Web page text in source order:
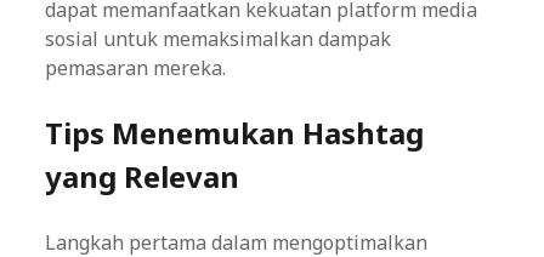
dapat memanfaatkan kekuatan platform media
sosial untuk memaksimalkan dampak
pemasaran mereka.
Tips Menemukan Hashtag
yang Relevan
Langkah pertama dalam mengoptimalkan